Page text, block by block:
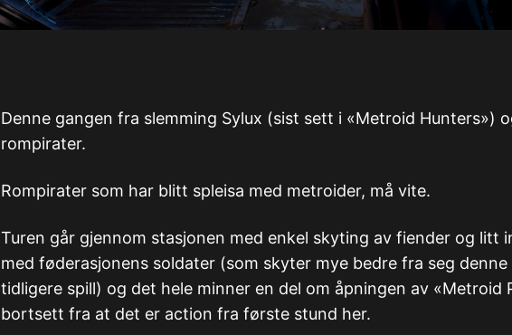
Denne gangen fra slemming Sylux (sist sett i «Metroid Hunters»)
rompirater.
Rompirater som har blitt spleisa med metroider, må vite.
Turen går gjennom stasjonen med enkel skyting av fiender og litt
med føderasjonens soldater (som skyter mye bedre fra seg
tidligere spill) og det hele minner en del om åpningen av «Metroid
bortsett fra at det er action fra første stund her.